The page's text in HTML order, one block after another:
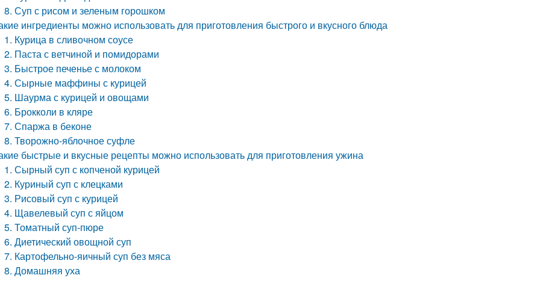
8. Суп с рисом и зеленым горошком
ингредиенты можно использовать для приготовления быстрого и вкусного блюда
1. Курица в сливочном соусе
2. Паста с ветчиной и помидорами
3. Быстрое печенье с молоком
4. Сырные маффины с курицей
5. Шаурма с курицей и овощами
6. Брокколи в кляре
7. Спаржа в беконе
8. Творожно-яблочное суфле
быстрые и вкусные рецепты можно использовать для приготовления ужина
1. Сырный суп с копченой курицей
2. Куриный суп с клецками
3. Рисовый суп с курицей
4. Щавелевый суп с яйцом
5. Томатный суп-пюре
6. Диетический овощной суп
7. Картофельно-яичный суп без мяса
8. Домашняя уха